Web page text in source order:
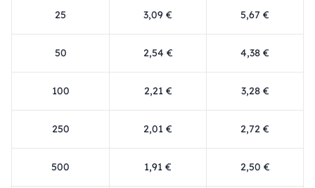
25 3,09 € 5,67 €
50 2,54 € 4,38 €
100 2,21 € 3,28 €
250 2,01 € 2,72 €
500 1,91 € 2,50 €